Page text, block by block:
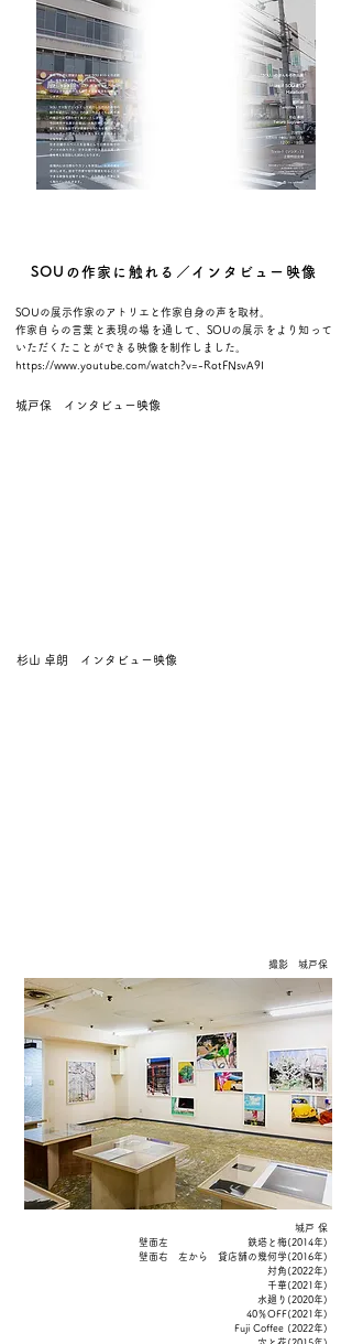
SOUの作家に触れる／インタビュー映像
SOUの展示作家のアトリエと作家自身の声を取材。
​作家自らの言葉と表現の場を通して、SOUの展示をより知って
いただくたことができる映像を制作しました。
https://www.youtube.com/watch?v=-RotFNsvA9I
城戸保 インタビュー映像
杉山 卓朗 インタビュー映像
撮影 城戸保
​城戸 保
壁面左 鉄塔と梅(2014年)
壁面右 左から 貸店舗の幾何学(2016年)
対角(2022年)
千華(2021年)
水廻り(2020年)
40％OFF(2021年)
Fuji Coffee (2022年)